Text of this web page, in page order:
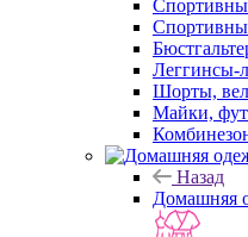
Леггинсы-
Шорты,
Майки,
Назад
Домашняя